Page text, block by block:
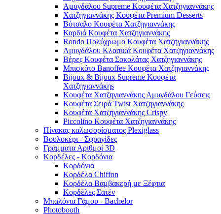
Αμυγδάλου Supreme Κουφέτα Χατζηγιαννάκης
Χατζηγιαννάκης Κουφέτα Premium Desserts
Βότσαλο Κουφέτα Χατζηγιαννάκης
Καρδιά Κουφέτα Χατζηγιαννάκης
Rondo Πολύχρωμο Κουφέτα Χατζηγιαννάκης
Αμυγδάλου Κλασικά Κουφέτα Χατζηγιαννάκης
Βέρες Κουφέτα Σοκολάτας Χατζηγιαννάκης
Μπισκότο Banoffee Κουφέτα Χατζηγιαννάκης
Bijoux & Bijoux Supreme Κουφέτα
Χατζηγιαννάκηs
Κουφέτα Χατζηγιαννάκης Αμυγδάλου Γεύσεις
Κουφέτα Σειρά Twist Χατζηγιαννάκης
Κουφέτα Χατζηγιαννάκης Crispy
Piccolino Κουφέτα Χατζηγιαννάκης
Πίνακας καλωσορίσματος Plexiglass
Βουλοκέρι - Σφραγίδες
Γράμματα Αριθμοί 3D
Κορδέλες - Κορδόνια
Κορδόνια
Κορδέλα Chiffon
Κορδέλα Βαμβακερή με Ξέφτια
Κορδέλες Σατέν
Μπαλόνια Γάμου - Bachelor
Photobooth